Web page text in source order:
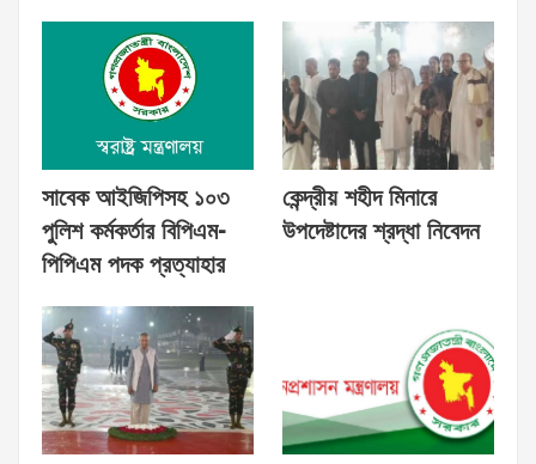
সাবেক আইজিপিসহ ১০৩
পুলিশ কর্মকর্তার বিপিএম-
পিপিএম পদক প্রত্যাহার
কেন্দ্রীয় শহীদ মিনারে
উপদেষ্টাদের শ্রদ্ধা নিবেদন